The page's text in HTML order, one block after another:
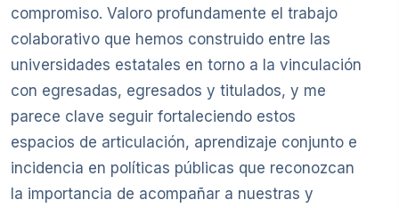
compromiso. Valoro profundamente el trabajo
colaborativo que hemos construido entre las
universidades estatales en torno a la vinculación
con egresadas, egresados y titulados, y me
parece clave seguir fortaleciendo estos
espacios de articulación, aprendizaje conjunto e
incidencia en políticas públicas que reconozcan
la importancia de acompañar a nuestras y